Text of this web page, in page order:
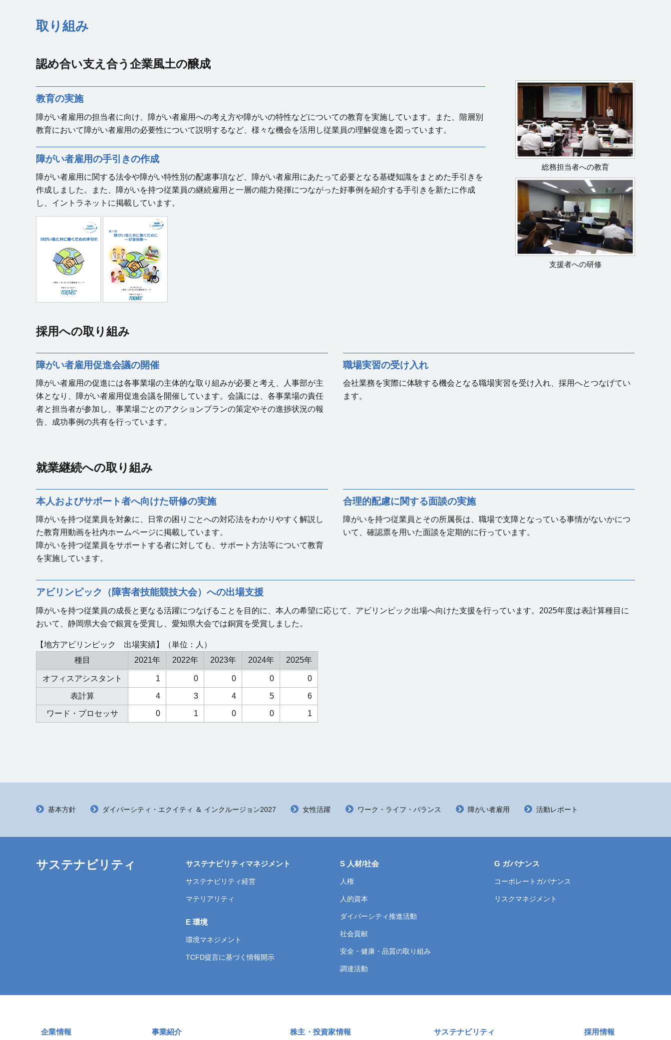
取り組み
認め合い支え合う企業風土の醸成
総務担当者への教育
支援者への研修
教育の実施
障がい者雇用の担当者に向け、障がい者雇用への考え方や障がいの特性などについての教育を実施しています。また、階層別
教育において障がい者雇用の必要性について説明するなど、様々な機会を活用し従業員の理解促進を図っています。
障がい者雇用の手引きの作成
障がい者雇用に関する法令や障がい特性別の配慮事項など、障がい者雇用にあたって必要となる基礎知識をまとめた手引きを
作成しました。また、障がいを持つ従業員の継続雇用と一層の能力発揮につながった好事例を紹介する手引きを新たに作成
し、イントラネットに掲載しています。
採用への取り組み
障がい者雇用促進会議の開催
障がい者雇用の促進には各事業場の主体的な取り組みが必要と考え、人事部が主
体となり、障がい者雇用促進会議を開催しています。会議には、各事業場の責任
者と担当者が参加し、事業場ごとのアクションプランの策定やその進捗状況の報
告、成功事例の共有を行っています。
職場実習の受け入れ
会社業務を実際に体験する機会となる職場実習を受け入れ、採用へとつなげてい
ます。
就業継続への取り組み
本人およびサポート者へ向けた研修の実施
障がいを持つ従業員を対象に、日常の困りごとへの対応法をわかりやすく解説し
た教育用動画を社内ホームページに掲載しています。
障がいを持つ従業員をサポートする者に対しても、サポート方法等について教育
を実施しています。
合理的配慮に関する面談の実施
障がいを持つ従業員とその所属長は、職場で支障となっている事情がないかにつ
いて、確認票を用いた面談を定期的に行っています。
アビリンピック（障害者技能競技大会）への出場支援
障がいを持つ従業員の成長と更なる活躍につなげることを目的に、本人の希望に応じて、アビリンピック出場へ向けた支援を行っています。2025年度は表計算種目に
おいて、静岡県大会で銀賞を受賞し、愛知県大会では銅賞を受賞しました。
【地方アビリンピック 出場実績】
（単位：人）
種目
2021年 2022年 2023年 2024年 2025年
オフィスアシスタント 1 0 0 0 0
表計算 4 3 4 5 6
ワード・プロセッサ 0 1 0 0 1
基本方針 ダイバーシティ・エクイティ ＆ インクルージョン2027 女性活躍 ワーク・ライフ・バランス 障がい者雇用 活動レポート
サステナビリティ サステナビリティマネジメント
サステナビリティ経営
マテリアリティ
E 環境
環境マネジメント
TCFD提言に基づく情報開示
S 人材/社会
人権
人的資本
ダイバーシティ推進活動
社会貢献
安全・健康・品質の取り組み
調達活動
G ガバナンス
コーポレートガバナンス
リスクマネジメント
企業情報 事業紹介 株主・投資家情報 サステナビリティ 採用情報